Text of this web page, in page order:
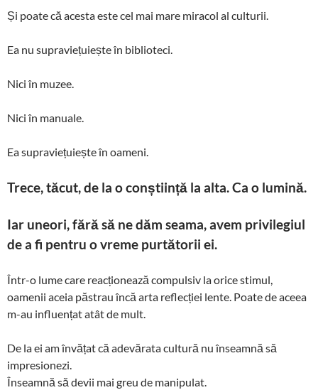
Și poate că acesta este cel mai mare miracol al culturii.
Ea nu supraviețuiește în biblioteci.
Nici în muzee.
Nici în manuale.
Ea supraviețuiește în oameni.
Trece, tăcut, de la o conștiință la alta. Ca o lumină.
Iar uneori, fără să ne dăm seama, avem privilegiul
de a fi pentru o vreme purtătorii ei.
Într-o lume care reacționează compulsiv la orice stimul,
oamenii aceia păstrau încă arta reflecției lente. Poate de aceea
m-au influențat atât de mult.
De la ei am învățat că adevărata cultură nu înseamnă să
impresionezi.
Înseamnă să devii mai greu de manipulat.